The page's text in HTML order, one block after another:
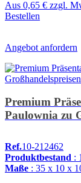
Aus 0,65 € zzgl.
Bestellen
Angebot anfordern
Premium
Paulownia zu
Ref.10-212462
Produktbestand :
Maße : 35 x 10 x